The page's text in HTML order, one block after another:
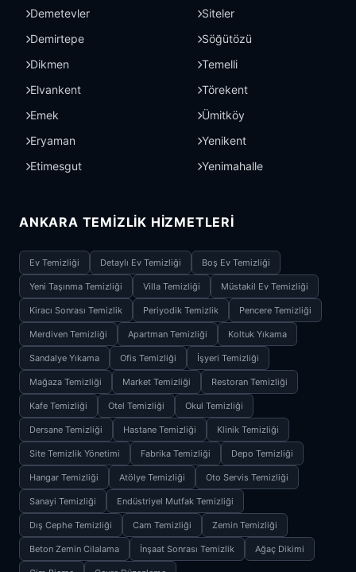
Demetevler
Demirtepe
Dikmen
Elvankent
Emek
Eryaman
Etimesgut
Siteler
Söğütözü
Temelli
Törekent
Ümitköy
Yenikent
Yenimahalle
ANKARA TEMIZLIK HIZMETLERI
Ev Temizliği Detaylı Ev Temizliği Boş Ev Temizliği
Yeni Taşınma Temizliği Villa Temizliği Müstakil Ev Temizliği
Kiracı Sonrası Temizlik Periyodik Temizlik Pencere Temizliği
Merdiven Temizliği Apartman Temizliği Koltuk Yıkama
Sandalye Yıkama Ofis Temizliği İşyeri Temizliği
Mağaza Temizliği Market Temizliği Restoran Temizliği
Kafe Temizliği Otel Temizliği Okul Temizliği
Dersane Temizliği Hastane Temizliği Klinik Temizliği
Site Temizlik Yönetimi Fabrika Temizliği Depo Temizliği
Hangar Temizliği Atölye Temizliği Oto Servis Temizliği
Sanayi Temizliği Endüstriyel Mutfak Temizliği
Dış Cephe Temizliği Cam Temizliği Zemin Temizliği
Beton Zemin Cilalama İnşaat Sonrası Temizlik Ağaç Dikimi